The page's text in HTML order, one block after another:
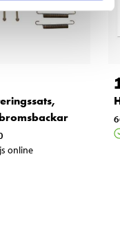
online